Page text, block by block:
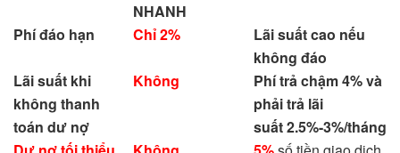
NHANH
Phí đáo hạn Chỉ 2%
Lãi suất cao nếu
không đáo
Lãi suất khi
không thanh
toán dư nợ
Không
Phí trả chậm 4% và
phải trả lãi
suất 2.5%-3%/tháng